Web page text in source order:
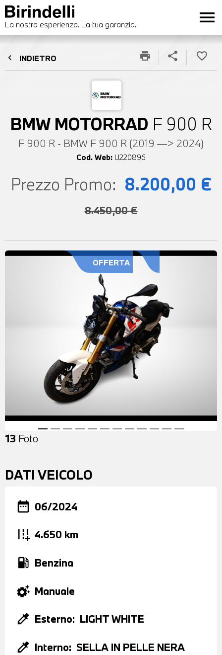
La nostra esperienza. La tua garanzia. menu
chevron_left INDIETRO
BMW MOTORRAD F 900 R
F 900 R - BMW F 900 R (2019 —> 2024)
Cod. Web: U220896
print share favorite_border
Prezzo Promo: 8.200,00 €
8.450,00 €
OFFERTA
13 Foto
DATI VEICOLO
date_range 06/2024
add_road 4.650 km
local_gas_station Benzina
settings_suggest Manuale
colorize Esterno: LIGHT WHITE
colorize Interno: SELLA IN PELLE NERA